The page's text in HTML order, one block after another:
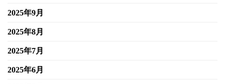
2025年9月
2025年8月
2025年7月
2025年6月